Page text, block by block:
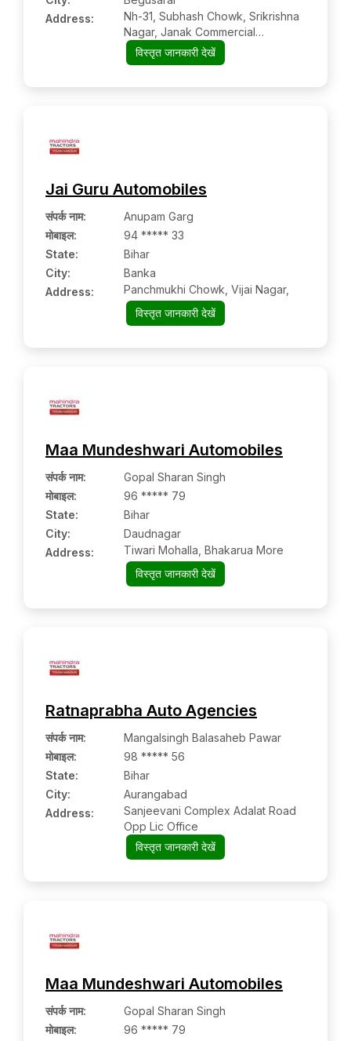
Address:
Nh-31, Subhash Chowk, Srikrishna
Nagar, Janak Commercial
Complex,
विस्तृत जानकारी देखें
Jai Guru Automobiles
संपर्क नाम:
Anupam Garg
मोबाइल:
94 ***** 33
State:
Bihar
City:
Banka
Address:
Panchmukhi Chowk, Vijai Nagar,
विस्तृत जानकारी देखें
Maa Mundeshwari Automobiles
संपर्क नाम:
Gopal Sharan Singh
मोबाइल:
96 ***** 79
State:
Bihar
City:
Daudnagar
Address:
Tiwari Mohalla, Bhakarua More
विस्तृत जानकारी देखें
Ratnaprabha Auto Agencies
संपर्क नाम:
Mangalsingh Balasaheb Pawar
मोबाइल:
98 ***** 56
State:
Bihar
City:
Aurangabad
Address:
Sanjeevani Complex Adalat Road
Opp Lic Office
विस्तृत जानकारी देखें
Maa Mundeshwari Automobiles
संपर्क नाम:
Gopal Sharan Singh
मोबाइल:
96 ***** 79